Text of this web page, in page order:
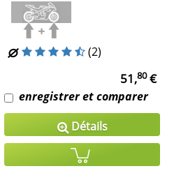
(2)
51,80€
enregistrer et comparer
Détails